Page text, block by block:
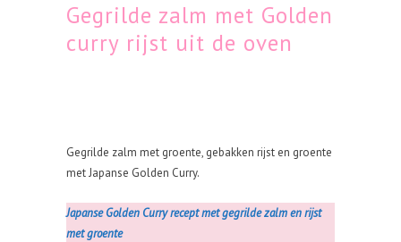
Gegrilde zalm met Golden
curry rijst uit de oven
Gegrilde zalm met groente, gebakken rijst en groente
met Japanse Golden Curry.
Japanse Golden Curry recept met gegrilde zalm en rijst
met groente